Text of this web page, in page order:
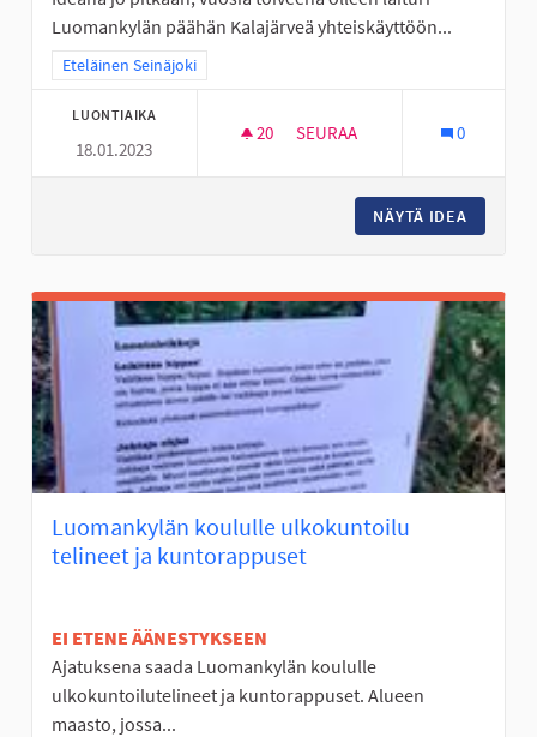
Luomankylän päähän Kalajärveä yhteiskäyttöön...
Rajaa tulokset teeman mukaan: Eteläinen Seinäjoki
Eteläinen Seinäjoki
LUONTIAIKA
18.01.2023
20 20 SEURAAJAA
SEURAA 0
NÄYTÄ IDEA
Luomankylän koululle ulkokuntoilu
telineet ja kuntorappuset
EI ETENE ÄÄNESTYKSEEN
Ajatuksena saada Luomankylän koululle
ulkokuntoilutelineet ja kuntorappuset. Alueen
maasto, jossa...